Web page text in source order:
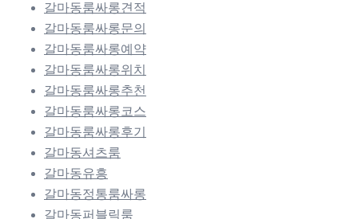
갈마동룸싸롱견적
갈마동룸싸롱문의
갈마동룸싸롱예약
갈마동룸싸롱위치
갈마동룸싸롱추천
갈마동룸싸롱코스
갈마동룸싸롱후기
갈마동셔츠룸
갈마동유흥
갈마동정통룸싸롱
갈마동퍼블릭룸